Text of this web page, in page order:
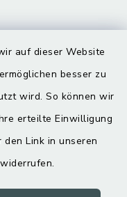
auf dieser Website
besser zu
wird. So können wir
erteilte Einwilligung
Link in unseren
widerrufen.